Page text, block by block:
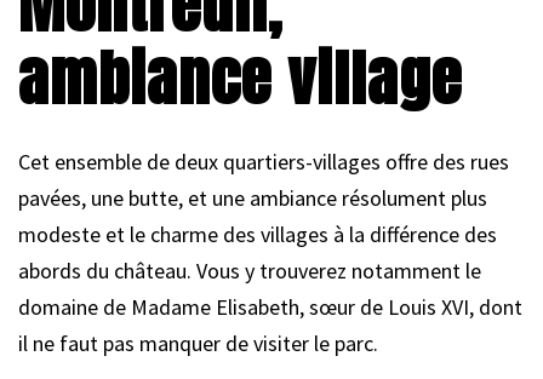
ambiance village
Cet ensemble de deux quartiers-villages offre des rues
pavées, une butte, et une ambiance résolument plus
modeste et le charme des villages à la différence des
abords du château. Vous y trouverez notamment le
domaine de Madame Elisabeth, sœur de Louis XVI, dont
il ne faut pas manquer de visiter le parc.